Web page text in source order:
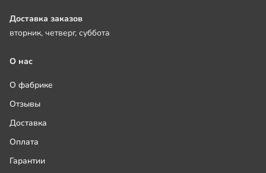
Доставка заказов
вторник, четверг, суббота
О нас
О фабрике
Отзывы
Доставка
Оплата
Гарантии